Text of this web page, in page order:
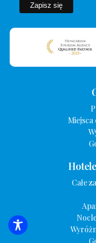
Całe